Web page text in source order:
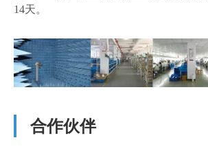
14天。
合作伙伴